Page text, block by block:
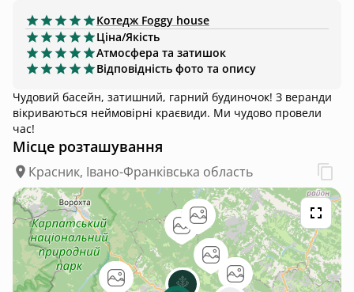
Котедж Foggy house
Ціна/Якість
Атмосфера та затишок
Відповідність фото та опису
Чудовий басейн, затишний, гарний будиночок! З веранди
вікриваються неймовірні краєвиди. Ми чудово провели
час!
Місце розташування
Красник, Івано-Франківська область